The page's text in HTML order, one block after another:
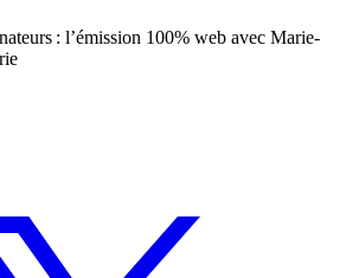
: l’émission 100% web avec Marie-